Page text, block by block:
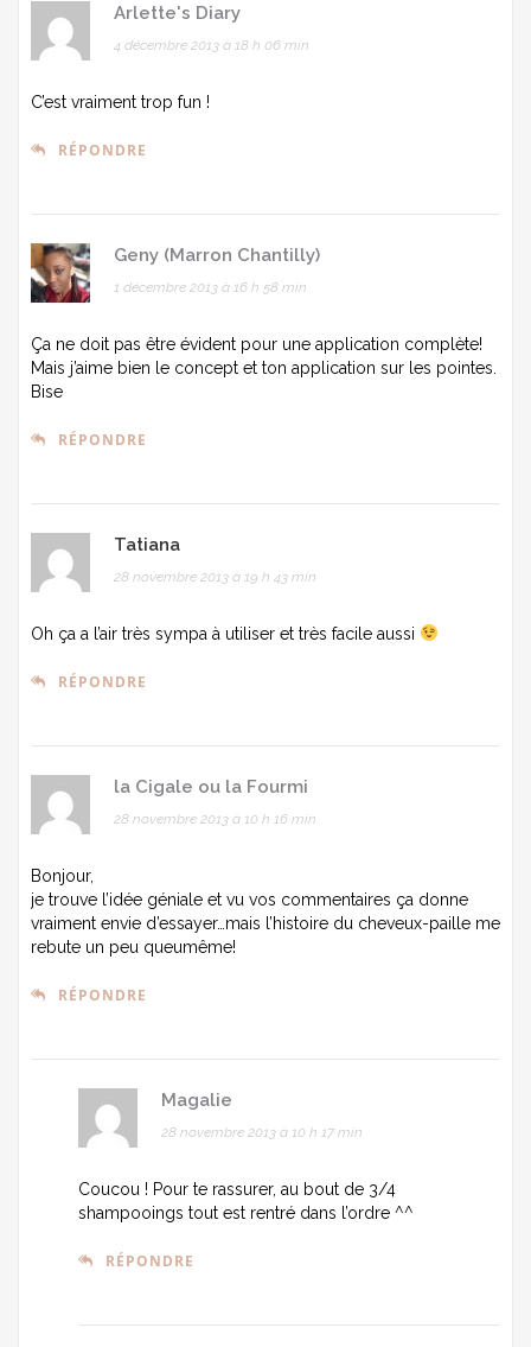
Arlette's Diary
4 décembre 2013 à 18 h 06 min
C’est vraiment trop fun !
RÉPONDRE
Geny (Marron Chantilly)
1 décembre 2013 à 16 h 58 min
Ça ne doit pas être évident pour une application complète!
Mais j’aime bien le concept et ton application sur les pointes.
Bise
RÉPONDRE
Tatiana
28 novembre 2013 à 19 h 43 min
Oh ça a l’air très sympa à utiliser et très facile aussi
RÉPONDRE
la Cigale ou la Fourmi
28 novembre 2013 à 10 h 16 min
Bonjour,
je trouve l’idée géniale et vu vos commentaires ça donne
vraiment envie d’essayer…mais l’histoire du cheveux-paille me
rebute un peu queumême!
RÉPONDRE
Magalie
28 novembre 2013 à 10 h 17 min
Coucou ! Pour te rassurer, au bout de 3/4
shampooings tout est rentré dans l’ordre ^^
RÉPONDRE